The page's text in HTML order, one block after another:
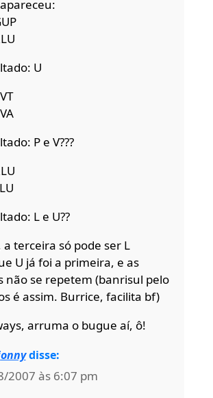
U
P e V???
L e U??
a terceira só pode ser L
U já foi a primeira, e as
não se repetem (banrisul pelo
é assim. Burrice, facilita bf)
arruma o bugue aí, ô!
disse:
2007 às 6:07 pm